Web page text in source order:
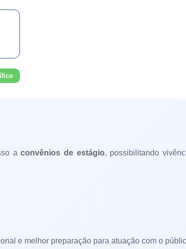
aconvênios de estágio, possibilitando
e melhor preparação para atuação com o